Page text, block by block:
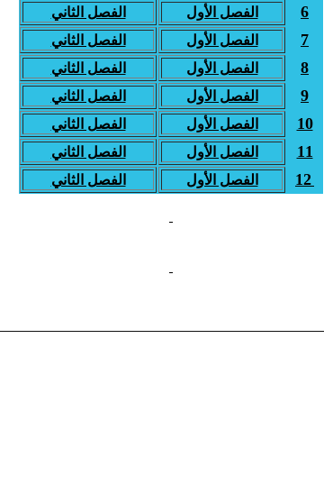
6 الفصل الأول الفصل الثاني
7 الفصل الأول الفصل الثاني
8 الفصل الأول الفصل الثاني
9 الفصل الأول الفصل الثاني
10 الفصل الأول الفصل الثاني
11 الفصل الأول الفصل الثاني
12 الفصل الأول الفصل الثاني